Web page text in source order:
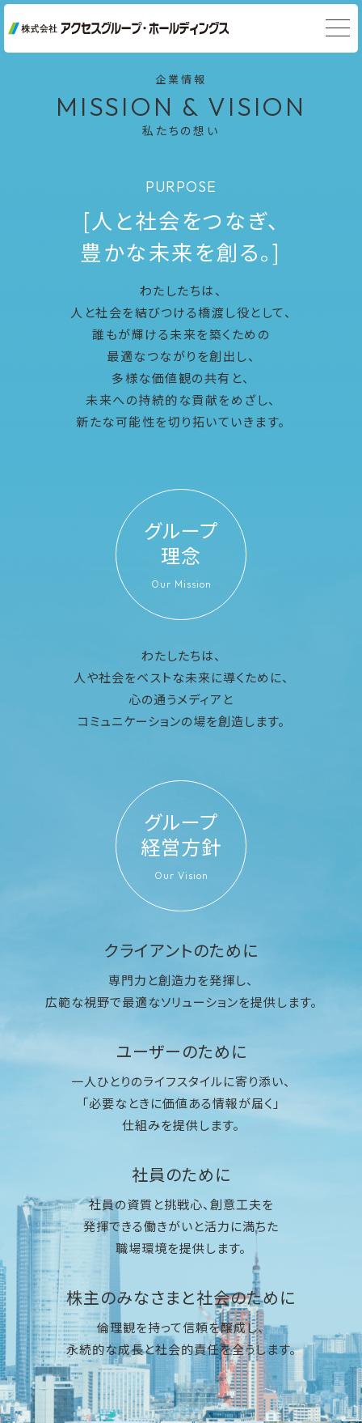
企業情報
MISSION & VISION
私たちの想い
PURPOSE
[人と社会をつなぎ、
豊かな未来を創る。]
わたしたちは、
人と社会を結びつける橋渡し役として、
誰もが輝ける未来を築くための
最適なつながりを創出し、
多様な価値観の共有と、
未来への持続的な貢献をめざし、
新たな可能性を切り拓いていきます。
グループ
理念
Our Mission
わたしたちは、
人や社会をベストな未来に導くために、
心の通うメディアと
コミュニケーションの場を創造します。
グループ
経営方針
Our Vision
クライアントのために
専門力と創造力を発揮し、
広範な視野で最適なソリューションを提供します。
ユーザーのために
一人ひとりのライフスタイルに寄り添い、
「必要なときに価値ある情報が届く」
仕組みを提供します。
社員のために
社員の資質と挑戦心、創意工夫を
発揮できる働きがいと活力に満ちた
職場環境を提供します。
株主のみなさまと社会のために
倫理観を持って信頼を醸成し、
永続的な成長と社会的責任を全うします。